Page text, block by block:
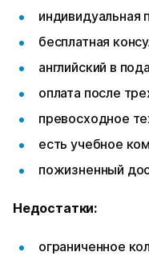
индивидуальная
бесплатная
английский в
оплата после
превосходное
есть учебное
пожизненный
Недостатки:
ограниченное